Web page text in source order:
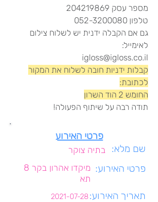
מספר עסק 204219869
טלפון 052-3200080
גם אם הקבלה ידנית יש לשלוח צילום
לאימייל:
igloss@igloss.co.il
קבלות ידניות חובה לשלוח את המקור
לכתובת:
החומש 2 הוד השרון
תודה רבה על שיתוף הפעולה!
פרטי האירוע
בתיה צוקר שם מלא:
מיקדו אהרון בקר 8
תא
פרטי האירוע:
2021-07-28תאריך האירוע: